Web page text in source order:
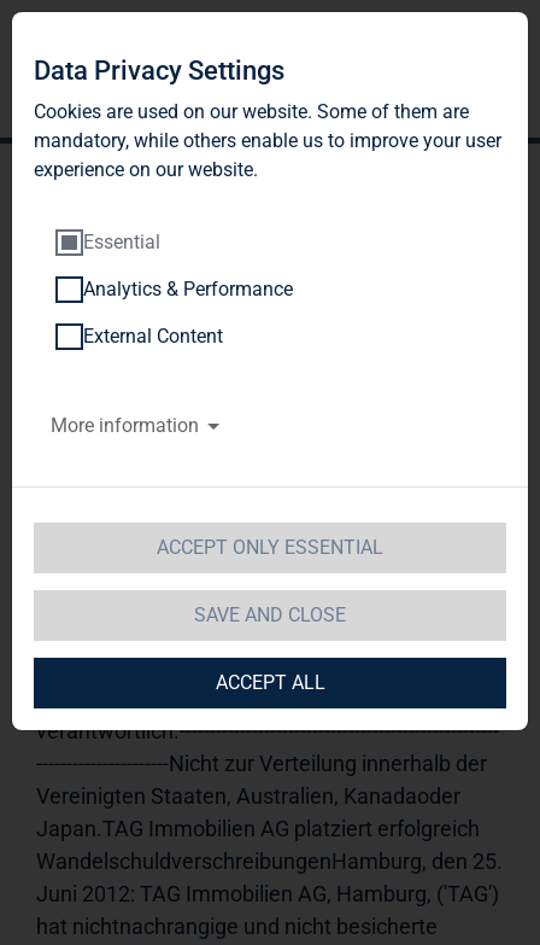
TAG Immobilien AG
Wandelschuldverschreibun
gen
TAG Immobilien AG  / Schlagwort(e):
Kapitalmaßnahme25.06.2012
ein Unternehmen der EquityStory AG.Für den
verantwortlich.-----------------------------------------------------
----------------------Nicht zur Verteilung innerhalb der
Vereinigten Staaten, Australien, Kanadaoder
Japan.TAG Immobilien AG platziert erfolgreich
WandelschuldverschreibungenHamburg, den 25.
Juni 2012: TAG Immobilien AG, Hamburg, ('TAG')
hat nichtnachrangige und nicht besicherte
Data Privacy Settings
Cookies are used on our website. Some of them are
mandatory, while others enable us to improve your user
experience on our website.
Essential
Analytics & Performance
External Content
More information
ACCEPT ONLY ESSENTIAL
SAVE AND CLOSE
ACCEPT ALL